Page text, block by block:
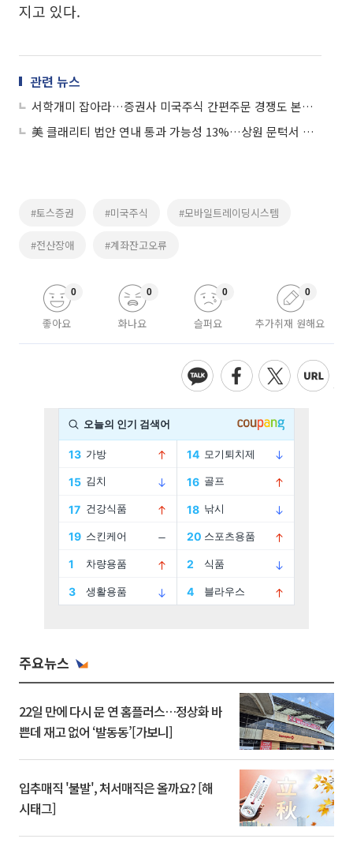
지고 있다.
관련 뉴스
서학개미 잡아라…증권사 미국주식 간편주문 경쟁도 본격화
美 클래리티 법안 연내 통과 가능성 13%…상원 문턱서 제동
#토스증권 #미국주식 #모바일트레이딩시스템
#전산장애 #계좌잔고오류
좋아요
0
화나요
0
슬퍼요
0
추가취재 원해요
0
주요뉴스
22일 만에 다시 문 연 홈플러스…정상화 바
쁜데 재고 없어 ‘발동동’[가보니]
입추매직 '불발', 처서매직은 올까요? [해
시태그]